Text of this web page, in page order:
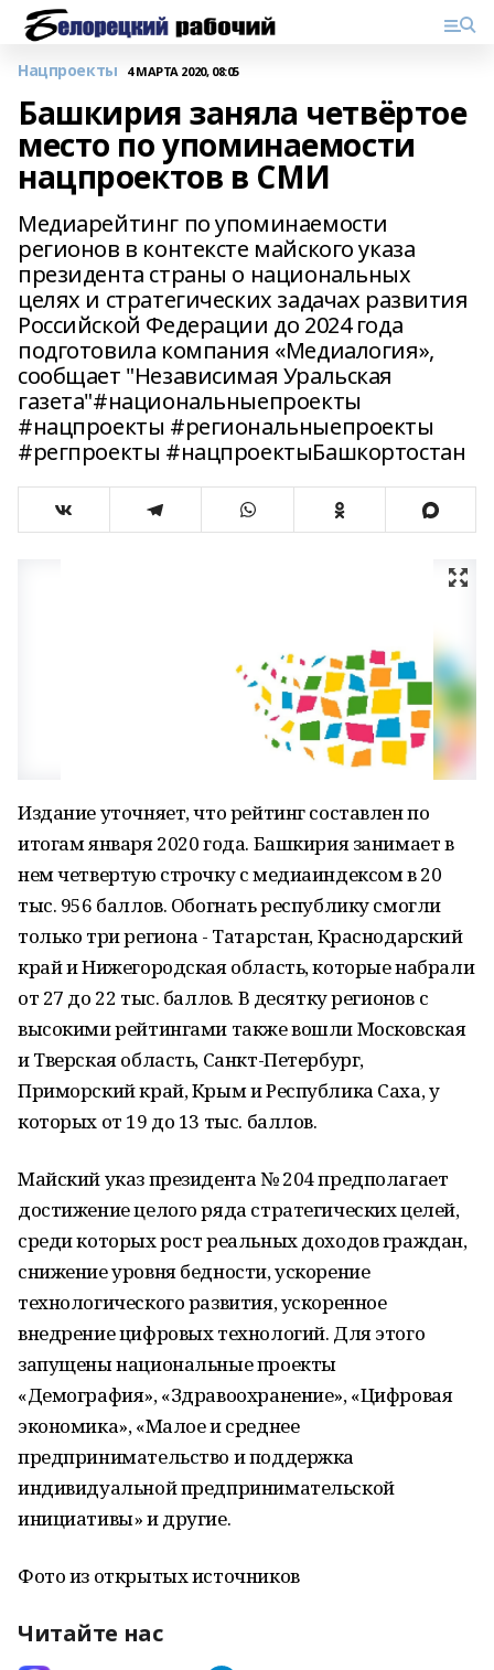
Нацпроекты 4 МАРТА 2020, 08:05
Башкирия заняла четвёртое
место по упоминаемости
нацпроектов в СМИ
Медиарейтинг по упоминаемости
регионов в контексте майского указа
президента страны о национальных
целях и стратегических задачах развития
Российской Федерации до 2024 года
подготовила компания «Медиалогия»,
сообщает "Независимая Уральская
газета"#национальныепроекты
#нацпроекты #региональныепроекты
#регпроекты #нацпроектыБашкортостан
Издание уточняет, что рейтинг составлен по
итогам января 2020 года. Башкирия занимает в
нем четвертую строчку с медиаиндексом в 20
тыс. 956 баллов. Обогнать республику смогли
только три региона - Татарстан, Краснодарский
край и Нижегородская область, которые набрали
от 27 до 22 тыс. баллов. В десятку регионов с
высокими рейтингами также вошли Московская
и Тверская область, Санкт-Петербург,
Приморский край, Крым и Республика Саха, у
которых от 19 до 13 тыс. баллов.
Майский указ президента № 204 предполагает
достижение целого ряда стратегических целей,
среди которых рост реальных доходов граждан,
снижение уровня бедности, ускорение
технологического развития, ускоренное
внедрение цифровых технологий. Для этого
запущены национальные проекты
«Демография», «Здравоохранение», «Цифровая
экономика», «Малое и среднее
предпринимательство и поддержка
индивидуальной предпринимательской
инициативы» и другие.
Фото из открытых источников
Читайте нас